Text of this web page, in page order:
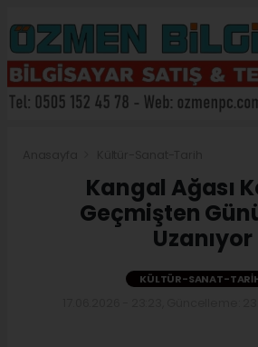
Kangal Ağası
Geçmişten
Uzanıyor
KÜLTÜR-SANAT-